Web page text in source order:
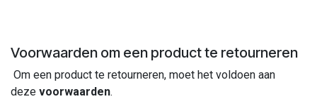
Voorwaarden om een product te retourneren
Om een product te retourneren, moet het voldoen aan
deze voorwaarden.